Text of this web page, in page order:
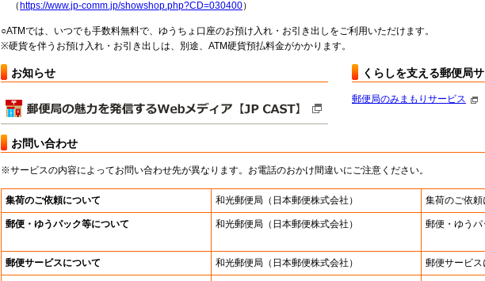
（ https://www.jp-comm.jp/showshop.php?CD=030400）
○ATMでは、いつでも手数料無料で、ゆうちょ口座のお預け入れ・お引き出しをご利用いただけます。
※硬貨を伴うお預け入れ・お引き出しは、別途、ATM硬貨預払料金がかかります。
お知らせ くらしを支える郵便局
郵便局のみまもりサービス
お問い合わせ
※サービスの内容によってお問い合わせ先が異なります。お電話のおかけ間違いにご注意ください。
集荷のご依頼について 和光郵便局 （日本郵便株式会社） 集荷のご依頼
郵便・ゆうパック等について 和光郵便局 （日本郵便株式会社）
郵便・ゆう
郵便サービスについて 和光郵便局 （日本郵便株式会社） 郵便サービス